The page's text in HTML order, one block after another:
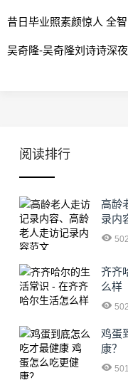
昔日毕业照素颜惊人 全
吴奇隆-吴奇隆刘诗诗深
阅读排行
高龄
录内
齐齐
么样
鸡蛋
康？